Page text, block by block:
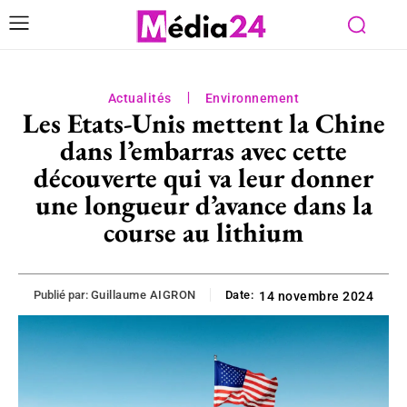
Actualités Environnement
Les Etats-Unis mettent la Chine
dans l’embarras avec cette
découverte qui va leur donner
une longueur d’avance dans la
course au lithium
Publié par: Guillaume AIGRON Date: 14 novembre 2024